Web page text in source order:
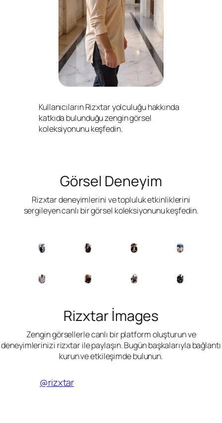
Kullanıcıların Rizxtar yolculuğu hakkında
katkıda bulunduğu zengin görsel
koleksiyonunu keşfedin.
Görsel Deneyim
Rizxtar deneyimlerini ve topluluk etkinliklerini
sergileyen canlı bir görsel koleksiyonunu keşfedin.
Rizxtar İmages
Zengin görsellerle canlı bir platform oluşturun ve
deneyimlerinizi rizxtar ile paylaşın. Bugün başkalarıyla bağlantı
kurun ve etkileşimde bulunun.
@rizxtar